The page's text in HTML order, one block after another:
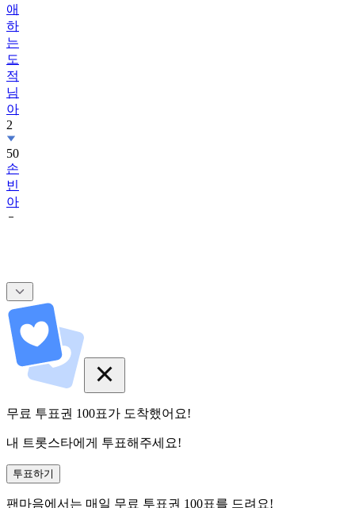
애
하
는
도
적
님
아
2
50
손
빈
아
무료 투표권 100표가 도착했어요!
내 트롯스타에게 투표해주세요!
투표하기
팬마음에서는 매일 무료 투표권 100표를 드려요!